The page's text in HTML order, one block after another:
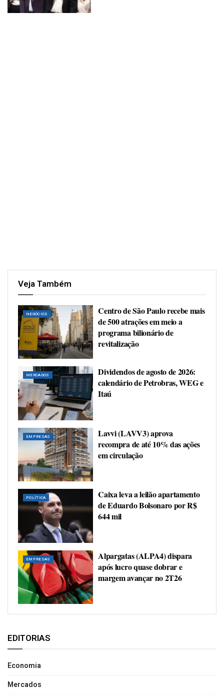
Veja Também
NEGÓCIOS
Centro de São Paulo recebe mais
de 500 atrações em meio a
programa bilionário de
revitalização
MERCADOS
Dividendos de agosto de 2026:
calendário de Petrobras, WEG e
Itaú
EMPRESAS
Lavvi (LAVV3) aprova
recompra de até 10% das ações
em circulação
POLÍTICA
Caixa leva a leilão apartamento
de Eduardo Bolsonaro por R$
644 mil
EMPRESAS
Alpargatas (ALPA4) dispara
após lucro quase dobrar e
margem avançar no 2T26
EDITORIAS
Economia
Mercados